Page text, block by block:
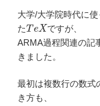
大学/大学院時代に
たTe X ですが、
ARMA過程関連の記
きました。
最初は複数行の数式
き方も、